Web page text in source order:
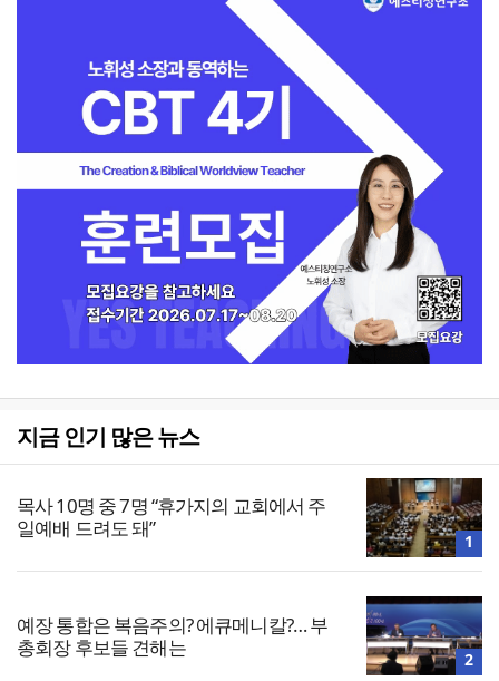
지금 인기 많은 뉴스
목사 10명 중 7명 “휴가지의 교회에서 주
일예배 드려도 돼”
1
예장 통합은 복음주의? 에큐메니칼?… 부
총회장 후보들 견해는
2